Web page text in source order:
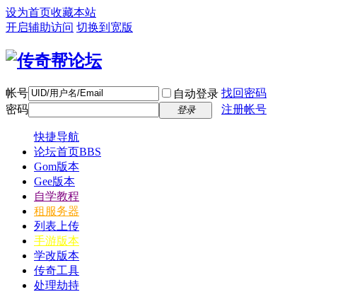
设为首页收藏本站
开启辅助访问 切换到宽版
帐号 自动登录 找回密码
密码
登录 注册帐号
快捷导航
论坛首页BBS
Gom版本
Gee版本
自学教程
租服务器
列表上传
手游版本
学改版本
传奇工具
处理劫持